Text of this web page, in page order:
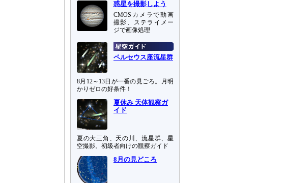
惑星を撮影しよう
CMOSカメラで動画
撮影、ステライメー
ジで画像処理
ペルセウス座流星群
8月12～13日が一番の見ごろ。月明
かりゼロの好条件！
夏休み 天体観察ガ
イド
夏の大三角、天の川、流星群、星
空撮影。初級者向けの観察ガイド
8月の見どころ